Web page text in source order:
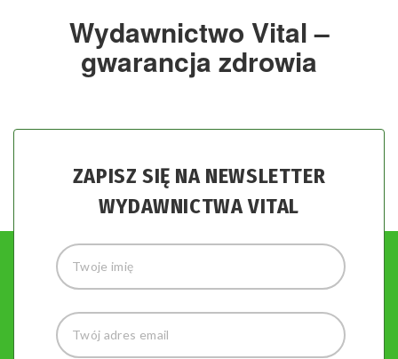
Wydawnictwo Vital –
gwarancja zdrowia
ZAPISZ SIĘ NA NEWSLETTER
WYDAWNICTWA VITAL